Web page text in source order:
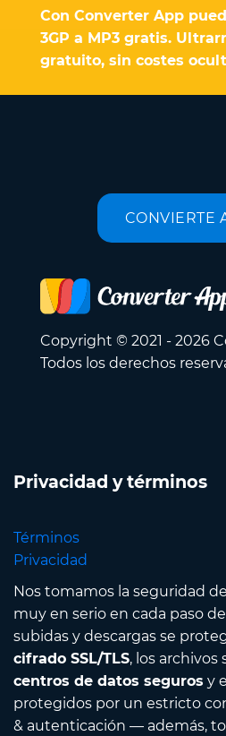
Con Converter App
3GP a MP3 gratis.
gratuito, sin costes
CONVIERTE
Copyright © 2021 - 2026
Todos los derechos
Privacidad y términos
Términos
Privacidad
Nos tomamos la seguridad
muy en serio en cada paso
subidas y descargas se
cifrado SSL/TLS, los archivos
centros de datos seguros y
protegidos por un estricto
& autenticación — además,